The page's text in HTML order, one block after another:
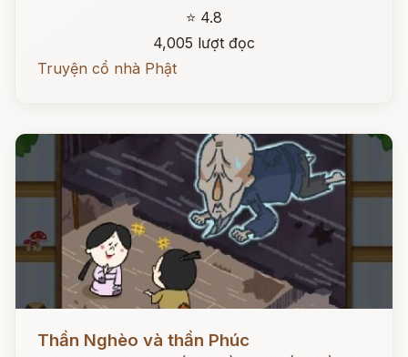
⭐ 4.8
4,005 lượt đọc
Truyện cổ nhà Phật
Đọc ngay
Thần Nghèo và thần Phúc